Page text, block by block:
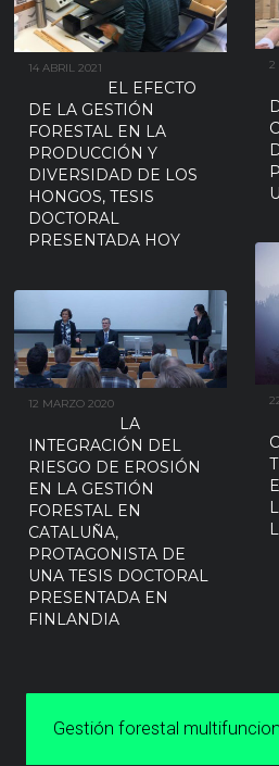
2
14 ABRIL 2021
EL EFECTO
DE LA GESTIÓN
FORESTAL EN LA
PRODUCCIÓN Y
DIVERSIDAD DE LOS
HONGOS, TESIS
DOCTORAL
PRESENTADA HOY
12 MARZO 2020
LA
INTEGRACIÓN DEL
RIESGO DE EROSIÓN
EN LA GESTIÓN
FORESTAL EN
CATALUÑA,
PROTAGONISTA DE
UNA TESIS DOCTORAL
PRESENTADA EN
FINLANDIA
Gestión forestal